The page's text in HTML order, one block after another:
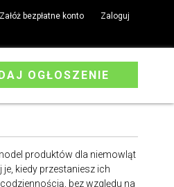
Załóż bezpłatne konto Zaloguj
OGŁOSZENIE
produktów dla niemowląt
kiedy przestaniesz ich
bez względu na